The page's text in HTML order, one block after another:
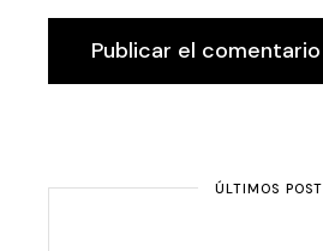
Publicar el comentario
ÚLTIMOS POST